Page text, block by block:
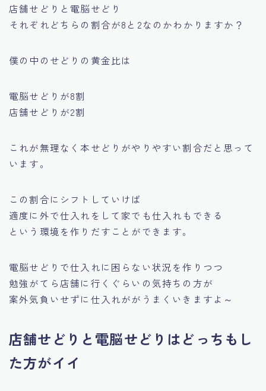
店舗せどりと電脳せどり
それぞれどちらの割合が8と2なのかわかりますか？
僕の中のせどりの黄金比は
電脳せどりが8割
店舗せどりが2割
これが無理なく本せどりがやりやすい割合だと思って
います。
この割合にシフトしていけば
適度に外で仕入れをして家でも仕入れもできる
という環境を作りだすことができます。
電脳せどりで仕入れに困らない状況を作りつつ
勉強がてら店舗に行くぐらいの気持ちの方が
案外気負いせずに仕入れががうまくいきますよ～
店舗せどりと電脳せどりはどっちもし
た方がイイ